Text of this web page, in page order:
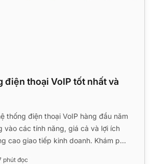
điện thoại VoIP tốt nhất và
thống điện thoại VoIP hàng đầu năm
vào các tính năng, giá cả và lợi ích
cao giao tiếp kinh doanh. Khám phá
phút đọc